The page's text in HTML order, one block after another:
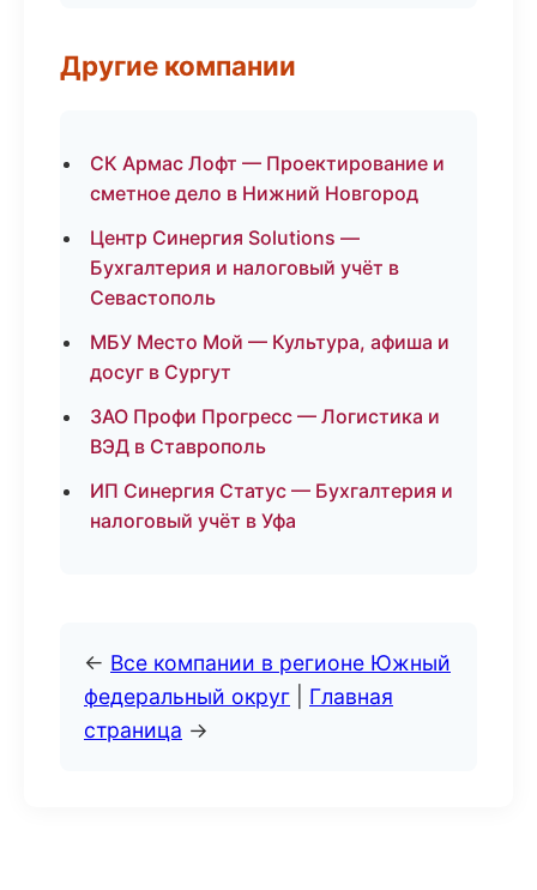
Другие компании
СК Армас Лофт — Проектирование и
сметное дело в Нижний Новгород
Центр Синергия Solutions —
Бухгалтерия и налоговый учёт в
Севастополь
МБУ Место Мой — Культура, афиша и
досуг в Сургут
ЗАО Профи Прогресс — Логистика и
ВЭД в Ставрополь
ИП Синергия Статус — Бухгалтерия и
налоговый учёт в Уфа
← Все компании в регионе Южный
федеральный округ
Главная
страница →